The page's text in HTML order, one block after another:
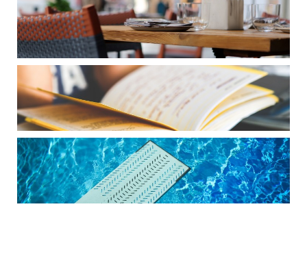
Einsatzbereiche
SCHULEN UND KITAS
Einsatzbereiche
SCHWIMMBÄDER
Einsatzbereiche